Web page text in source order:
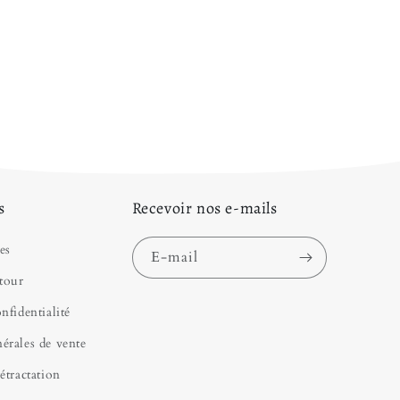
de vente
Recevoir nos e-mails
E-mail